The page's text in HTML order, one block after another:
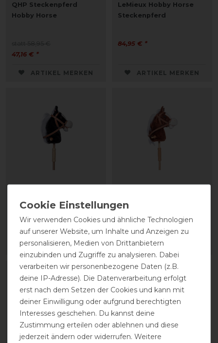
QHP Steckenpferd
Hobby Horse
47,16 € *
ARTIKEL MERKEN
LeMieux Hobby Horse
Steckenpferd
84,95 € *
ARTIKEL MERKEN
36,95 € *
ARTIKEL MERKEN
36,95 € *
ARTIKEL MERKEN
Wir verwenden Cookies und ähnliche Technologien
auf unserer Website, um Inhalte und Anzeigen zu
personalisieren, Medien von Drittanbietern
einzubinden und Zugriffe zu analysieren. Dabei
verarbeiten wir personenbezogene Daten (z.B.
deine IP-Adresse). Die Datenverarbeitung erfolgt
erst nach dem Setzen der Cookies und kann mit
deiner Einwilligung oder aufgrund berechtigten
Interesses geschehen. Du kannst deine
Zustimmung erteilen oder ablehnen und diese
jederzeit ändern oder widerrufen. Weitere